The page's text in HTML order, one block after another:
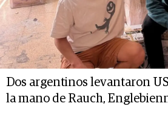
Dos argentinos levantaron
la mano de Rauch,